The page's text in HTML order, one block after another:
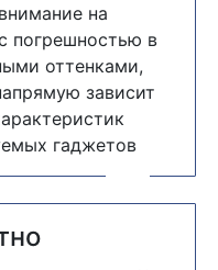
на
погрешностью в
оттенками,
зависит
гаджетов